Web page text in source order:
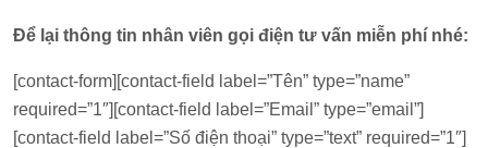
Để lại thông tin nhân viên gọi điện tư vấn miễn phí nhé:
[contact-form][contact-field label=”Tên” type=”name”
required=”1″][contact-field label=”Email” type=”email”]
[contact-field label=”Số điện thoại” type=”text” required=”1″]